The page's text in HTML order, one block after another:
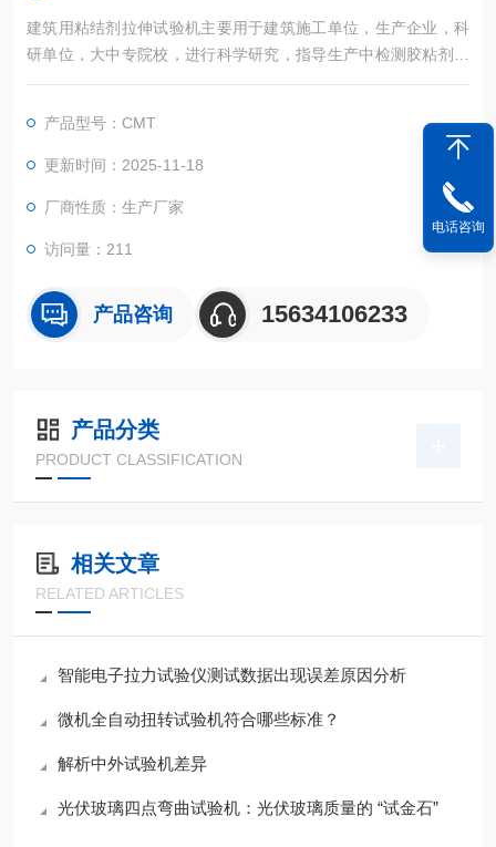
建筑用粘结剂拉伸试验机主要用于建筑施工单位，生产企业，科
研单位，大中专院校，进行科学研究，指导生产中检测胶粘剂的
拉伸粘结强度和瓷砖与混凝土的拉伸粘结强度，也可用于本拉力
品设计，采用的力值传感器液晶显示，读数直观，操作简便快
捷。
产品型号：CMT
更新时间：2025-11-18
厂商性质：生产厂家
访问量：211
产品咨询 15634106233
产品分类
PRODUCT CLASSIFICATION
相关文章
RELATED ARTICLES
智能电子拉力试验仪测试数据出现误差原因分析
微机全自动扭转试验机符合哪些标准？
解析中外试验机差异
光伏玻璃四点弯曲试验机：光伏玻璃质量的 “试金石”
电话咨询